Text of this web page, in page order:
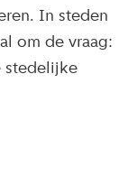
In steden
om de vraag:
stedelijke